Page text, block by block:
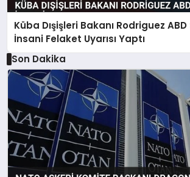
Küba Dışişleri Bakanı Rodriguez ABD
İnsani Felaket Uyarısı Yaptı
Son Dakika